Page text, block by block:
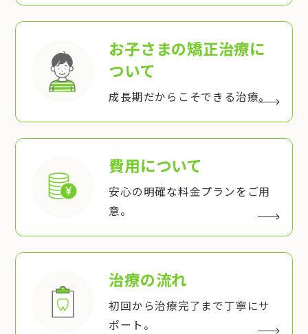
お子さまの矯正治療に
ついて
成長期だからこそできる治療。
費用について
安心の明確な料金プランをご用
意。
治療の流れ
初回から治療完了まで丁寧にサ
ポート。